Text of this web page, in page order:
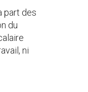
part des
du
ni